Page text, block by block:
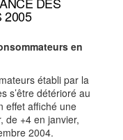
2005
en
établi par la
s’être détérioré au
effet affiché une
de +4 en janvier,
2004.